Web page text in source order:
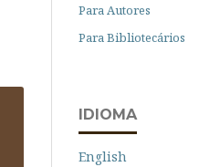
Para Autores
Para Bibliotecários
IDIOMA
English